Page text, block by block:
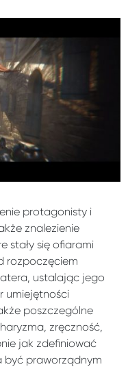
protagonisty i
znalezienie
stały się ofiarami
rozpoczęciem
ustalając jego
umiejętności
poszczególne
zręczność,
jak zdefiniować
być praworządnym